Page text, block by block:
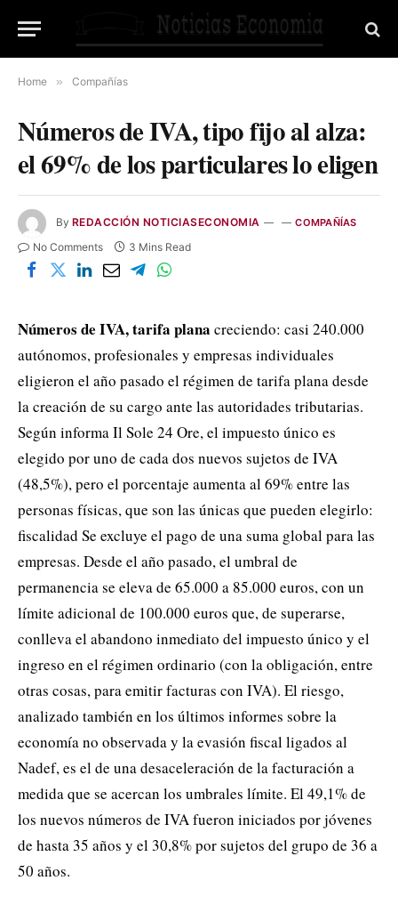
Home » Compañías
Números de IVA, tipo fijo al alza:
el 69% de los particulares lo eligen
By REDACCIÓN NOTICIASECONOMIA COMPAÑÍAS
No Comments 3 Mins Read
Números de IVA, tarifa plana creciendo: casi 240.000
autónomos, profesionales y empresas individuales
eligieron el año pasado el régimen de tarifa plana desde
la creación de su cargo ante las autoridades tributarias.
Según informa Il Sole 24 Ore, el impuesto único es
elegido por uno de cada dos nuevos sujetos de IVA
(48,5%), pero el porcentaje aumenta al 69% entre las
personas físicas, que son las únicas que pueden elegirlo:
fiscalidad Se excluye el pago de una suma global para las
empresas. Desde el año pasado, el umbral de
permanencia se eleva de 65.000 a 85.000 euros, con un
límite adicional de 100.000 euros que, de superarse,
conlleva el abandono inmediato del impuesto único y el
ingreso en el régimen ordinario (con la obligación, entre
otras cosas, para emitir facturas con IVA). El riesgo,
analizado también en los últimos informes sobre la
economía no observada y la evasión fiscal ligados al
Nadef, es el de una desaceleración de la facturación a
medida que se acercan los umbrales límite. El 49,1% de
los nuevos números de IVA fueron iniciados por jóvenes
de hasta 35 años y el 30,8% por sujetos del grupo de 36 a
50 años.